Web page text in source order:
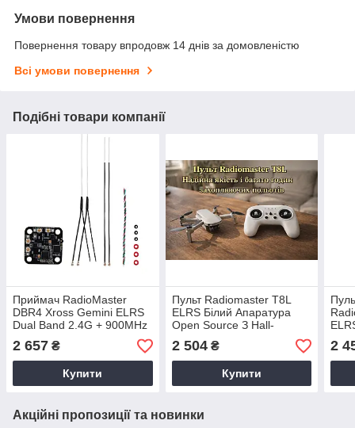
Умови повернення
Повернення товару впродовж 14 днів за домовленістю
Всі умови повернення
Подібні товари компанії
Приймач RadioMaster
DBR4 Xross Gemini ELRS
Dual Band 2.4G + 900MHz
RX Для FPV-Дронів
2 657 ₴
Купити
Пульт Radiomaster T8L
ELRS Білий Апаратура
Open Source З Hall-
Стиками, Портативний
для FPV-Дронів І RC-
Моделів
2 504₴
Купити
2
Акційні пропозиції та новинки